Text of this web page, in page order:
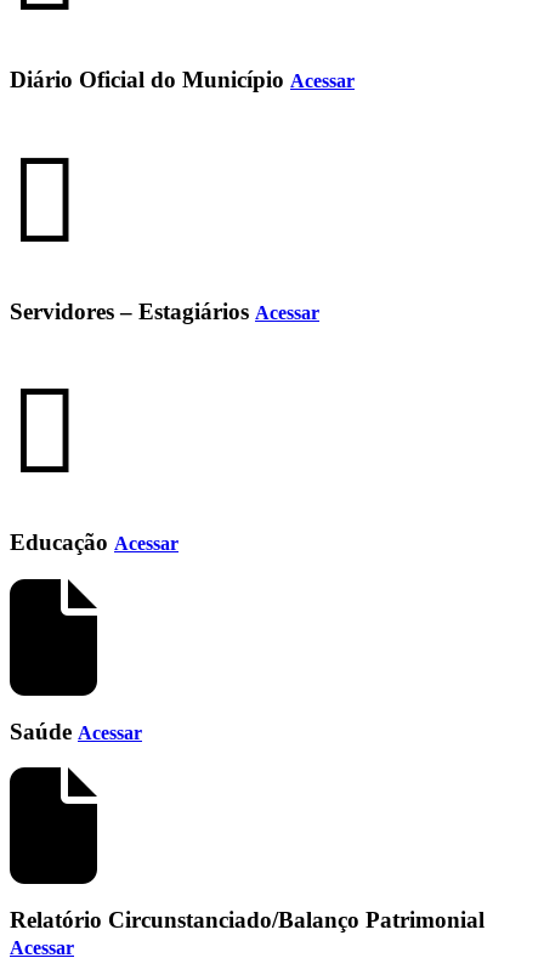
Diário Oficial do Município Acessar
Servidores – Estagiários Acessar
Educação Acessar
Saúde Acessar
Relatório Circunstanciado/Balanço Patrimonial
Acessar